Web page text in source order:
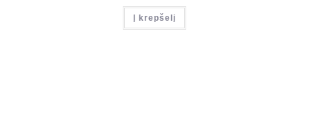
Į krepšelį